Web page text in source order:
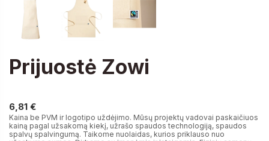
Prijuostė Zowi
6,81 €
Kaina be PVM ir logotipo uždėjimo. Mūsų projektų vadovai paskaičiuos
kainą pagal užsakomą kiekį, užrašo spaudos technologiją, spaudos
spalvų spalvingumą. Taikome nuolaidas, kurios priklauso nuo